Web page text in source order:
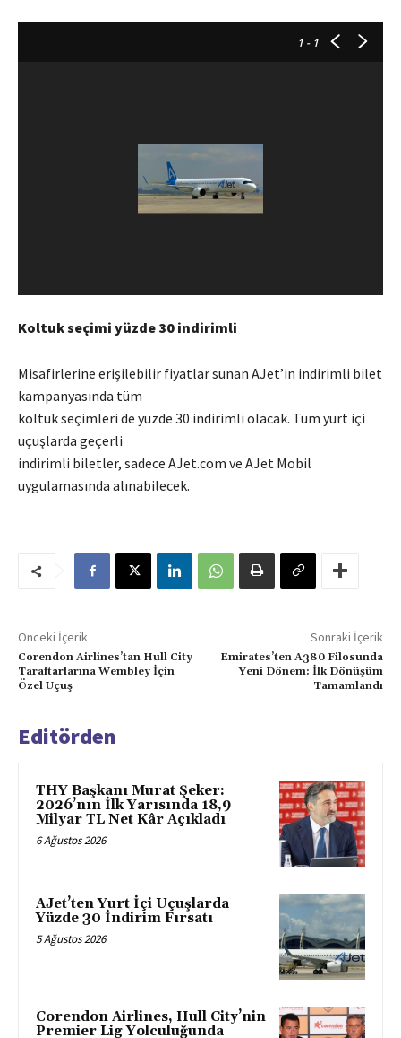
1 - 1
Koltuk seçimi yüzde 30 indirimli
Misafirlerine erişilebilir fiyatlar sunan AJet’in indirimli bilet
kampanyasında tüm
koltuk seçimleri de yüzde 30 indirimli olacak. Tüm yurt içi
uçuşlarda geçerli
indirimli biletler, sadece AJet.com ve AJet Mobil
uygulamasında alınabilecek.
Önceki İçerik
Corendon Airlines’tan Hull City
Taraftarlarına Wembley İçin
Özel Uçuş
Sonraki İçerik
Emirates’ten A380 Filosunda
Yeni Dönem: İlk Dönüşüm
Tamamlandı
Editörden
THY Başkanı Murat Şeker:
2026’nın İlk Yarısında 18,9
Milyar TL Net Kâr Açıkladı
6 Ağustos 2026
AJet’ten Yurt İçi Uçuşlarda
Yüzde 30 İndirim Fırsatı
5 Ağustos 2026
Corendon Airlines, Hull City’nin
Premier Lig Yolculuğunda